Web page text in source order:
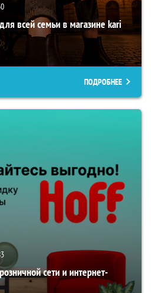
всей семьи в магазине kari
ПОДРОБНЕЕ
сети и интернет-